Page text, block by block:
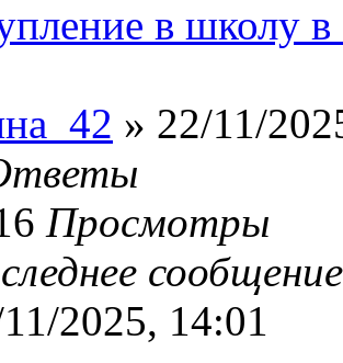
в школу
» 22/11/
Просмотры
2025, 14:01